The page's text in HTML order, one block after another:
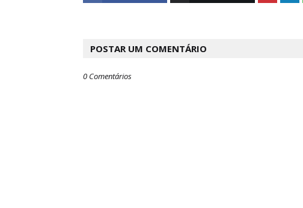
POSTAR UM COMENTÁRIO
0 Comentários